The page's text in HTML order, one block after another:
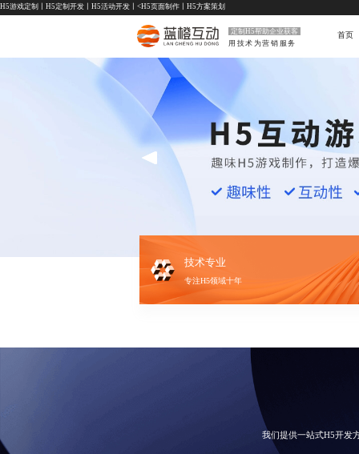
H5游戏定制 H5定制开发 H5活动开发 丨<H5页面制作 H5方案策划
定制H5帮助企业获客
用技术为营销服务
首页
技术专业
专注H5领域十年
我们提供一站式H5开发